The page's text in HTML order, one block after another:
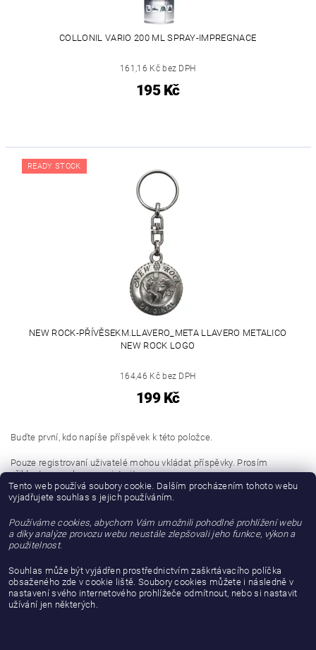
COLLONIL VARIO 200 ML SPRAY-IMPREGNACE
161,16 Kč bez DPH
195 Kč
READY STOCK
NEW ROCK-PŘÍVĚSEKM.LLAVERO_META LLAVERO METALICO
NEW ROCK LOGO
164,46 Kč bez DPH
199 Kč
Buďte první, kdo napíše příspěvek k této položce.
Pouze registrovaní uživatelé mohou vkládat příspěvky. Prosím
přihlaste senebo seregistrujte.
Buďte první, kdo napíše příspěvek k této položce.
Přidat hodnocení
Tento web používá soubory cookie. Dalším procházením tohoto webu
vyjadřujete souhlas s jejich používáním.
Používáme cookies, abychom Vám umožnili pohodlné prohlížení webu
a díky analýze provozu webu neustále zlepšovali jeho funkce, výkon a
použitelnost.
Souhlas může být vyjádřen prostřednictvím zaškrtávacího políčka
obsaženého zde v cookie liště. Soubory cookies můžete i následně v
nastavení svého internetového prohlížeče odmítnout, nebo si nastavit
užívání jen některých.